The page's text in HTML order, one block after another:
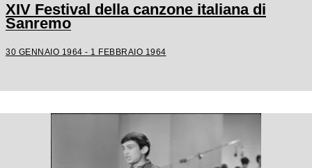
XIV Festival della canzone italiana di
Sanremo
30 GENNAIO 1964 - 1 FEBBRAIO 1964